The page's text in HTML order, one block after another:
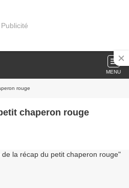
Publicité
MENU
rouge
chaperon rouge